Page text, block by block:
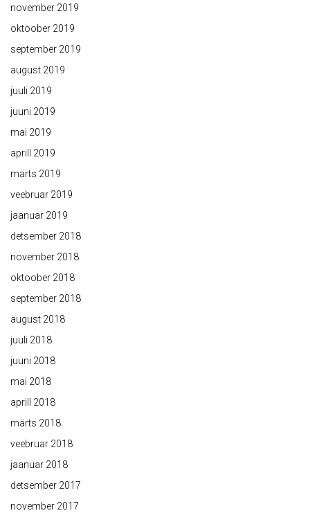
november 2019
oktoober 2019
september 2019
august 2019
juuli 2019
juuni 2019
mai 2019
aprill 2019
märts 2019
veebruar 2019
jaanuar 2019
detsember 2018
november 2018
oktoober 2018
september 2018
august 2018
juuli 2018
juuni 2018
mai 2018
aprill 2018
märts 2018
veebruar 2018
jaanuar 2018
detsember 2017
november 2017